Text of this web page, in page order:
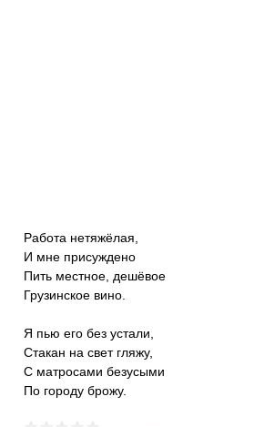
Работа нетяжёлая,
И мне присуждено
Пить местное, дешёвое
Грузинское вино.
Я пью его без устали,
Стакан на свет гляжу,
С матросами безусыми
По городу брожу.